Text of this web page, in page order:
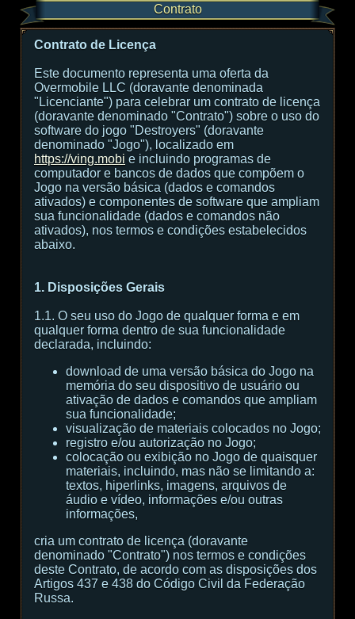
Contrato
Contrato de Licença
Este documento representa uma oferta da
Overmobile LLC (doravante denominada
"Licenciante") para celebrar um contrato de licença
(doravante denominado "Contrato") sobre o uso do
software do jogo "Destroyers" (doravante
denominado "Jogo"), localizado em
https://ving.mobi e incluindo programas de
computador e bancos de dados que compõem o
Jogo na versão básica (dados e comandos
ativados) e componentes de software que ampliam
sua funcionalidade (dados e comandos não
ativados), nos termos e condições estabelecidos
abaixo.
1. Disposições Gerais
1.1. O seu uso do Jogo de qualquer forma e em
qualquer forma dentro de sua funcionalidade
declarada, incluindo:
download de uma versão básica do Jogo na
memória do seu dispositivo de usuário ou
ativação de dados e comandos que ampliam
sua funcionalidade;
visualização de materiais colocados no Jogo;
registro e/ou autorização no Jogo;
colocação ou exibição no Jogo de quaisquer
materiais, incluindo, mas não se limitando a:
textos, hiperlinks, imagens, arquivos de
áudio e vídeo, informações e/ou outras
informações,
cria um contrato de licença (doravante
denominado "Contrato") nos termos e condições
deste Contrato, de acordo com as disposições dos
Artigos 437 e 438 do Código Civil da Federação
Russa.